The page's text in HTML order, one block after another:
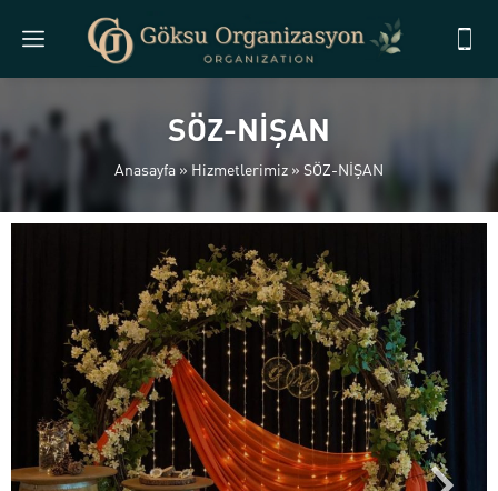
SÖZ-NİŞAN
Anasayfa »Hizmetlerimiz » SÖZ-NİŞAN